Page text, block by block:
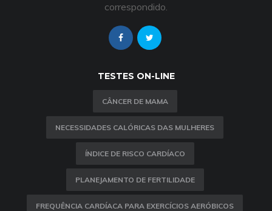
correspondido.
TESTES ON-LINE
CÂNCER DE MAMA
NECESSIDADES CALÓRICAS DAS MULHERES
ÍNDICE DE RISCO CARDÍACO
PLANEJAMENTO DE FERTILIDADE
FREQUÊNCIA CARDÍACA PARA EXERCÍCIOS AERÓBICOS